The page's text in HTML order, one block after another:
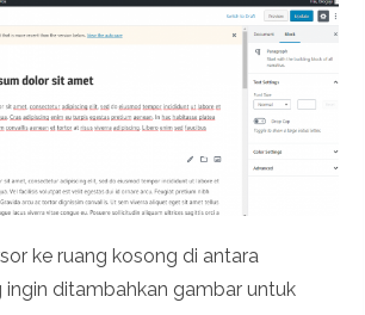
ke ruang kosong di antara
ingin ditambahkan gambar untuk